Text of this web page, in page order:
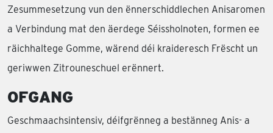
Zesummesetzung vun den ënnerschiddlechen Anisaromen
a Verbindung mat den äerdege Séissholnoten, formen ee
räichhaltege Gomme, wärend déi kraideresch Frëscht un
geriwwen Zitrouneschuel erënnert.
OFGANG
Geschmaachsintensiv, déifgrënneg a bestänneg Anis- a